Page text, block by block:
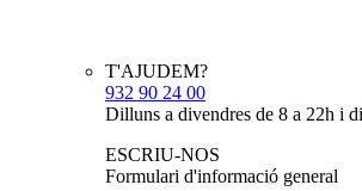
T'AJUDEM?
932 90 24 00
Dilluns a divendres de 8 a 22h i
ESCRIU-NOS
Formulari d'informació general